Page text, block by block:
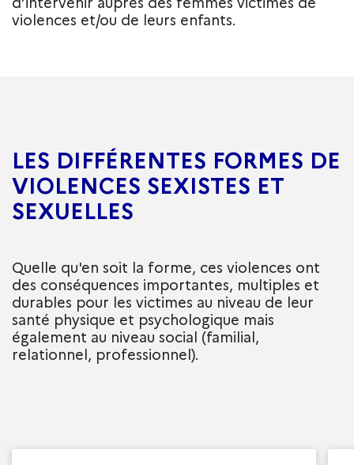
violences et/ou de leurs enfants.
LES DIFFÉRENTES FORMES DE
VIOLENCES SEXISTES ET
SEXUELLES
Quelle qu'en soit la forme, ces violences ont
des conséquences importantes, multiples et
durables pour les victimes au niveau de leur
santé physique et psychologique mais
également au niveau social (familial,
relationnel, professionnel).